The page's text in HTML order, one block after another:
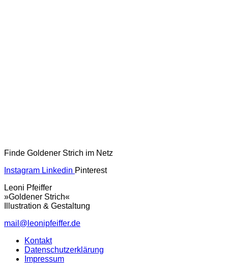
Finde Goldener Strich im Netz
Instagram Linkedin Pinterest
Leoni Pfeiffer
»Goldener Strich«
Illustration & Gestaltung
mail@leonipfeiffer.de
Kontakt
Datenschutzerklärung
Impressum